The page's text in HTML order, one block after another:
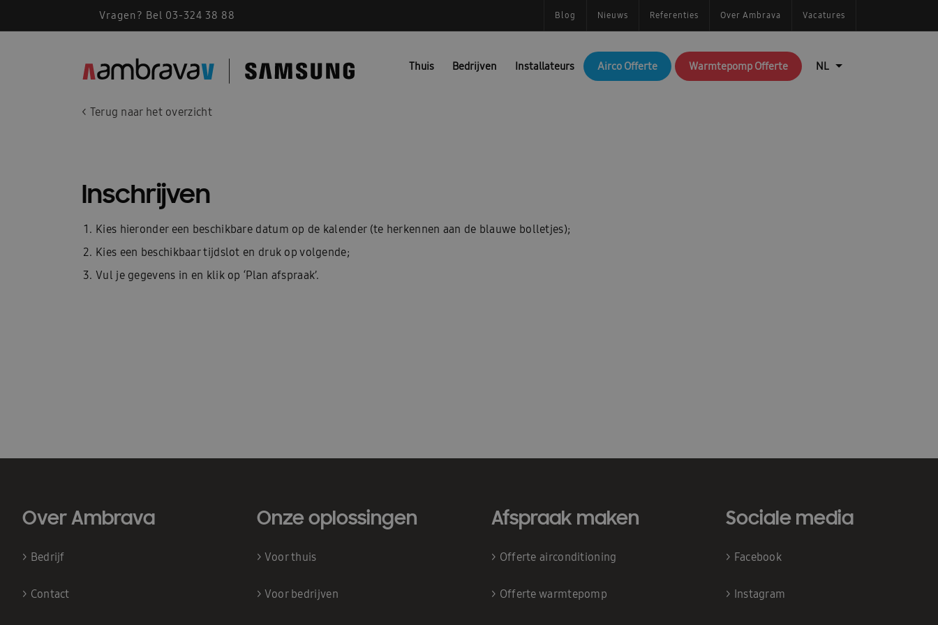
Vragen? Bel 03-324 38 88 Blog Nieuws Referenties Over Ambrava Vacatures
Thuis Bedrijven Installateurs Airco Offerte Warmtepomp Offerte
< Terug naar het overzicht
Inschrijven
Kies hieronder een beschikbare datum op de kalender (te herkennen aan de blauwe bolletjes);
Kies een beschikbaar tijdslot en druk op volgende;
Vul je gegevens in en klik op ‘Plan afspraak’.
Over Ambrava
> Bedrijf
> Contact
Onze oplossingen
> Voor thuis
> Voor bedrijven
Afspraak maken
> Offerte airconditioning
> Offerte warmtepomp
Sociale media
> Facebook
> Instagram